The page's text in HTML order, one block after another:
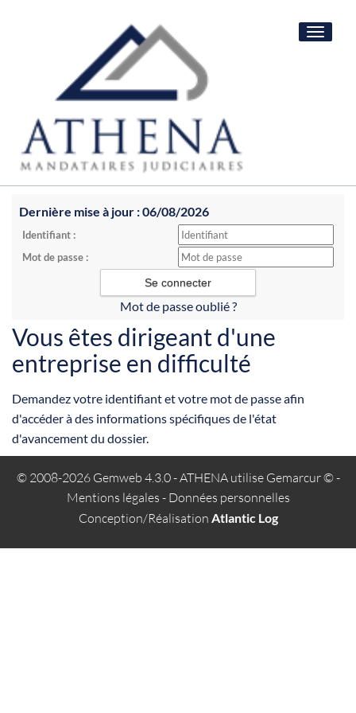
Toggle
Dernière mise à jour : 06/08/2026
Identifiant :
Mot de passe :
Mot de passe oublié ?
Vous êtes dirigeant d'une
entreprise en difficulté
Demandez votre identifiant et votre mot de passe afin
d'accéder à des informations spécifiques de l'état
d'avancement du dossier.
© 2008-2026 Gemweb 4.3.0- ATHENA utilise Gemarcur ©-
Mentions légales - Données personnelles
Conception/Réalisation Atlantic Log